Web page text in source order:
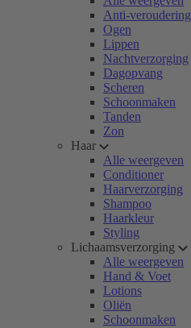
Anti-veroudering
Ogen
Lippen
Nachtverzorging
Dagopvang
Scheren
Schoonmaken
Tanden
Zon
Haar
Alle weergeven
Conditioner
Haarverzorging
Shampoo
Haarkleur
Styling
Lichaamsverzorging
Alle weergeven
Hand & Voet
Lotions
Oliën
Schoonmaken